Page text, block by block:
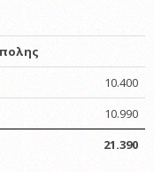
10.400
10.990
21.390